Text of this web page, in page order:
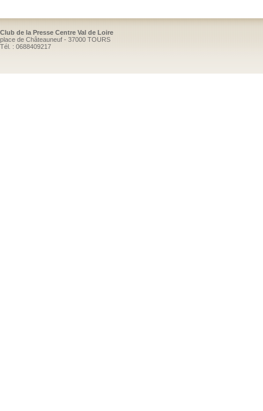
Club de la Presse Centre Val de Loire
place de Châteauneuf - 37000 TOURS
Tél. : 0688409217